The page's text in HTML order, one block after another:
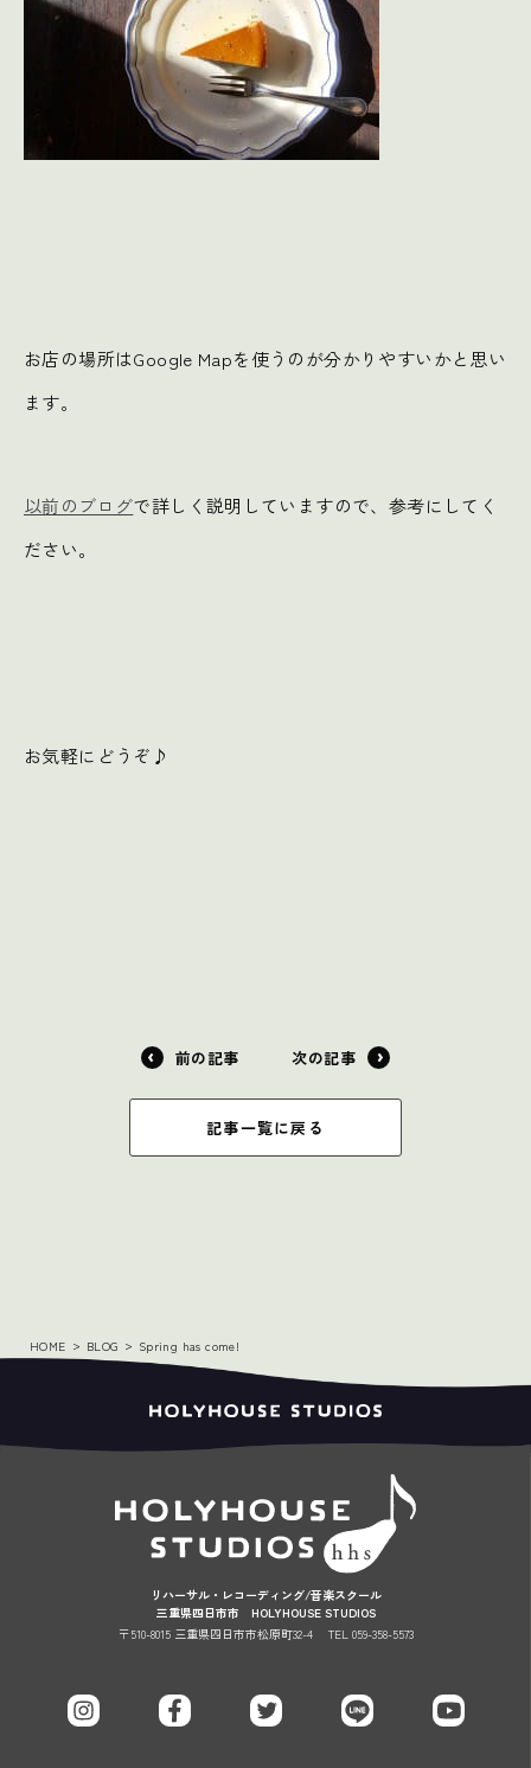
お店の場所はGoogle Mapを使うのが分かりやすいかと思い
ます。
以前のブログで詳しく説明していますので、参考にしてく
ださい。
お気軽にどうぞ♪
前の記事
記事一覧に戻る
次の記事
HOME BLOG Spring has come!
リハーサル・レコーディング/音楽スクール
三重県四日市市 HOLYHOUSE STUDIOS
〒510-8015 三重県四日市市松原町32-4
TEL 059-358-5573